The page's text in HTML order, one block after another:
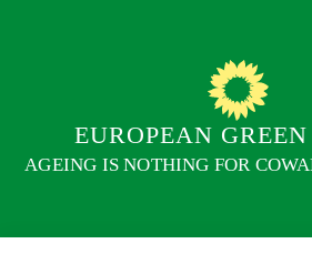
EUROPEAN
AGEING IS NOTHING FOR